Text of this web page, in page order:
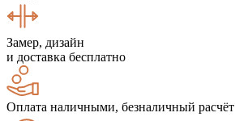
Замер, дизайн
и доставка бесплатно
Оплата наличными, безналичный расчёт